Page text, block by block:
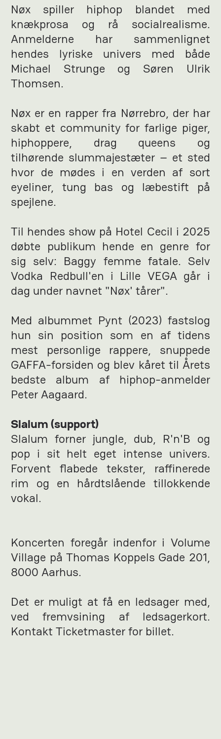
Nøx spiller hiphop blandet med
knækprosa og rå socialrealisme.
Anmelderne har sammenlignet
hendes lyriske univers med både
Michael Strunge og Søren Ulrik
Thomsen.
Nøx er en rapper fra Nørrebro, der har
skabt et community for farlige piger,
hiphoppere, drag queens og
tilhørende slummajestæter – et sted
hvor de mødes i en verden af sort
eyeliner, tung bas og læbestift på
spejlene.
Til hendes show på Hotel Cecil i 2025
døbte publikum hende en genre for
sig selv: Baggy femme fatale. Selv
Vodka Redbull'en i Lille VEGA går i
dag under navnet "Nøx' tårer".
Med albummet Pynt (2023) fastslog
hun sin position som en af tidens
mest personlige rappere, snuppede
GAFFA-forsiden og blev kåret til Årets
bedste album af hiphop-anmelder
Peter Aagaard.
Slalum (support)
Slalum forner jungle, dub, R'n'B og
pop i sit helt eget intense univers.
Forvent flabede tekster, raffinerede
rim og en hårdtslående tillokkende
vokal.
Koncerten foregår indenfor i Volume
Village på Thomas Koppels Gade 201,
8000 Aarhus.
Det er muligt at få en ledsager med,
ved fremvsining af ledsagerkort.
Kontakt Ticketmaster for billet.